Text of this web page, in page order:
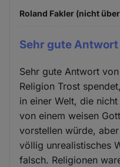
Roland Fakler (nicht
Sehr gute Antwort
Sehr gute Antwort
Religion Trost
in einer Welt, die
von einem weisen
vorstellen würde,
völlig unrealistisches
falsch. Religionen